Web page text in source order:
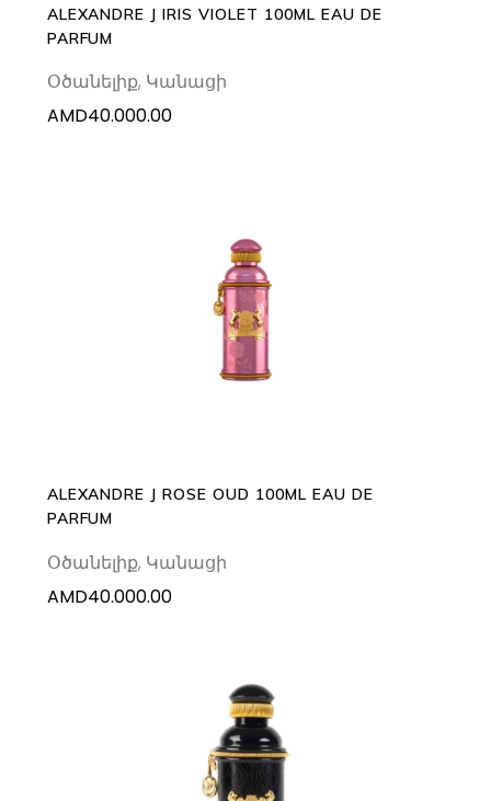
ALEXANDRE J IRIS VIOLET 100ML EAU DE
PARFUM
Օծանելիք, Կանացի
AMD40.000.00
ADD TO CART
ALEXANDRE J ROSE OUD 100ML EAU DE
PARFUM
Օծանելիք, Կանացի
AMD40.000.00
ADD TO CART